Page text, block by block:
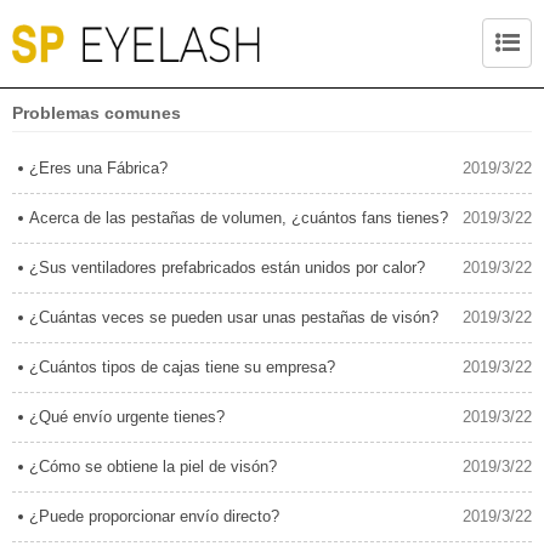
Problemas comunes
¿Eres una Fábrica? 2019/3/22
Acerca de las pestañas de volumen, ¿cuántos fans tienes? 2019/3/22
¿Sus ventiladores prefabricados están unidos por calor? 2019/3/22
¿Cuántas veces se pueden usar unas pestañas de visón? 2019/3/22
¿Cuántos tipos de cajas tiene su empresa? 2019/3/22
¿Qué envío urgente tienes? 2019/3/22
¿Cómo se obtiene la piel de visón? 2019/3/22
¿Puede proporcionar envío directo? 2019/3/22